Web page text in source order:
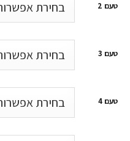
טעם 2
טעם 3
טעם 4